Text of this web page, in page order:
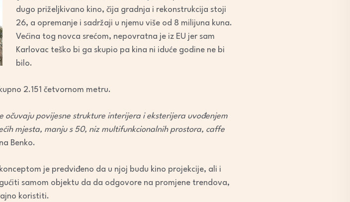
dugo priželjkivano kino, čija gradnja i rekonstrukcija stoji
26, a opremanje i sadržaji u njemu više od 8 milijuna kuna.
Većina tog novca srećom, nepovratna je iz EU jer sam
Karlovac teško bi ga skupio pa kina ni iduće godine ne bi
bilo.
2.151 četvornom metru.
očuvaju povijesne strukture interijera i eksterijera uvođenjem
mjesta, manju s 50, niz multifunkcionalnih prostora, caffe
Benko.
je predviđeno da u njoj budu kino projekcije, ali i
samom objektu da da odgovore na promjene trendova,
koristiti.